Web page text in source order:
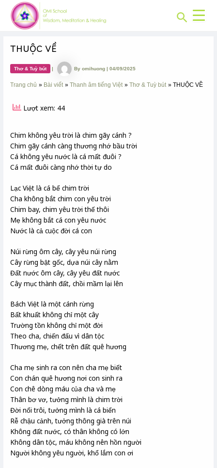
content
Search
THUỘC VỀ
Thơ & Tuỳ bút | Byomihuong|04/09/2025
Trang chủ Bài viết Thanh âm tiếng Việt Thơ & Tuỳ bút THUỘC VỀ
Lượt xem: 44
Chim không yêu trời là chim gãy cánh ?
Chim gãy cánh càng thương nhớ bầu trời
Cá không yêu nước là cá mất đuôi ?
Cá mất đuôi càng nhớ thời tự do
Lạc Việt là cá bể chim trời
Cha không bắt chim con yêu trời
Chim bay, chim yêu trời thế thôi
Mẹ không bắt cá con yêu nước
Nước là cả cuộc đời cá con
Núi rừng ôm cây, cây yêu núi rừng
Cây rừng bật gốc, dựa núi cây nằm
Đất nước ôm cây, cây yêu đất nước
Cây mục thành đất, chồi mầm lại lên
Bách Việt là một cánh rừng
Bất khuất không chỉ một cây
Trường tồn không chỉ một đời
Theo cha, chiến đấu vì dân tộc
Thương mẹ, chết trên đất quê hương
Cha mẹ sinh ra con nên cha mẹ biết
Con chán quê hương nơi con sinh ra
Con chê dòng máu của cha và mẹ
Thân bơ vơ, tưởng mình là chim trời
Đời nổi trôi, tưởng mình là cá biển
Rễ chậu cảnh, tưởng thông già trên núi
Không đất nước, có thân không có lớn
Không dân tộc, máu không nên hồn người
Người không yêu người, khổ lắm con ơi
Post
navigation
CHUYÊN
MỤC: